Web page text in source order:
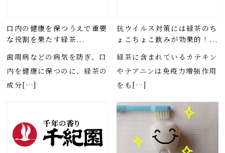
口内の健康を保つうえで重要
な役割を果たす緑茶...
歯周病などの病気を防ぎ、口
内を健康に保つのに、緑茶の
成分[…]
抗ウイルス対策には緑茶のち
ょこちょこ飲みが効果的！...
緑茶に含まれているカテキン
やテアニンは免疫力増強作用
をも[…]